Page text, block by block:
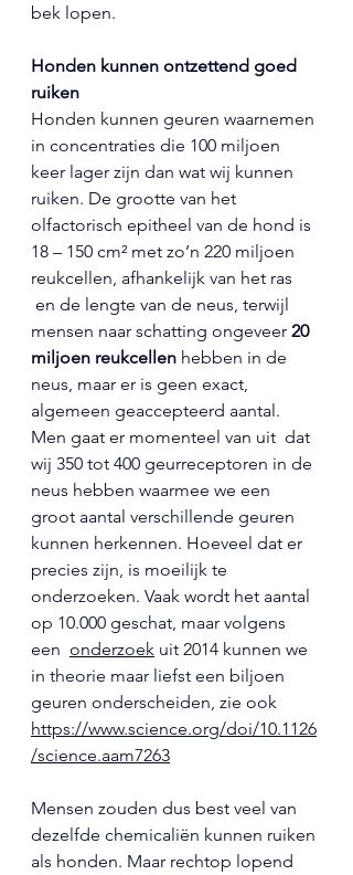
bek lopen.
Honden kunnen ontzettend goed
ruiken
Honden kunnen geuren waarnemen
in concentraties die 100 miljoen
keer lager zijn dan wat wij kunnen
ruiken. De grootte van het
olfactorisch epitheel van de hond is
18 – 150 cm² met zo’n 220 miljoen
reukcellen, afhankelijk van het ras
en de lengte van de neus, terwijl
mensen naar schatting ongeveer 20
miljoen reukcellen hebben in de
neus, maar er is geen exact,
algemeen geaccepteerd aantal.
Men gaat er momenteel van uit  dat
wij 350 tot 400 geurreceptoren in de
neus hebben waarmee we een
groot aantal verschillende geuren
kunnen herkennen. Hoeveel dat er
precies zijn, is moeilijk te
onderzoeken. Vaak wordt het aantal
op 10.000 geschat, maar volgens
een onderzoek uit 2014 kunnen we
in theorie maar liefst een biljoen
geuren onderscheiden, zie ook
https://www.science.org/doi/10.1126
/science.aam7263
Mensen zouden dus best veel van
dezelfde chemicaliën kunnen ruiken
als honden. Maar rechtop lopend